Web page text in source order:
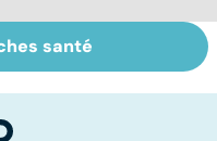
: le
redouté des
santé